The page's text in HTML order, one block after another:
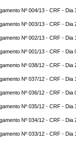
Nº 004/13 - CRF - Dia
Nº 003/13 - CRF - Dia
Nº 002/13 - CRF - Dia
Nº 001/13 - CRF - Dia
Nº 038/12 - CRF - Dia
Nº 037/12 - CRF - Dia
Nº 036/12 - CRF - Dia
Nº 035/12 - CRF - Dia
Nº 034/12 - CRF - Dia
Nº 033/12 - CRF - Dia